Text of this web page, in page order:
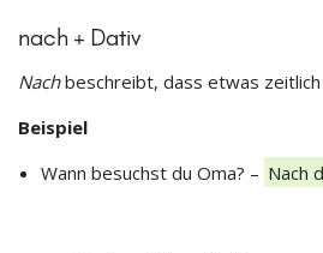
nach + Dativ
Nachbeschreibt, dass etwas
Beispiel
Wann besuchst du Oma? – Nach